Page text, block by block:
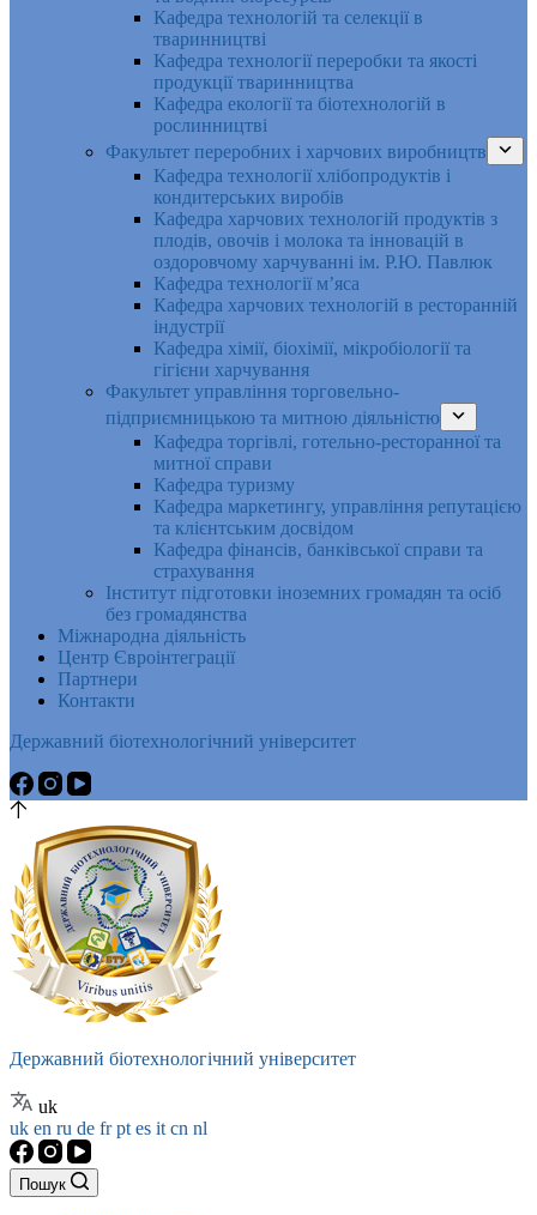
Кафедра технологій та селекції в
тваринництві
Кафедра технології переробки та якості
продукції тваринництва
Кафедра екології та біотехнологій в
рослинництві
Факультет переробних і харчових виробництв
Кафедра технології хлібопродуктів і
кондитерських виробів
Кафедра харчових технологій продуктів з
плодів, овочів і молока та інновацій в
оздоровчому харчуванні ім. Р.Ю. Павлюк
Кафедра технології м’яса
Кафедра харчових технологій в ресторанній
індустрії
Кафедра хімії, біохімії, мікробіології та
гігієни харчування
Факультет управління торговельно-
підприємницькою та митною діяльністю
Кафедра торгівлі, готельно-ресторанної та
митної справи
Кафедра туризму
Кафедра маркетингу, управління репутацією
та клієнтським досвідом
Кафедра фінансів, банківської справи та
страхування
Інститут підготовки іноземних громадян та осіб
без громадянства
Міжнародна діяльність
Центр Євроінтеграції
Партнери
Контакти
Державний біотехнологічний університет
Державний біотехнологічний університет
uk
uk en ru de frpt es it cn nl
Пошук